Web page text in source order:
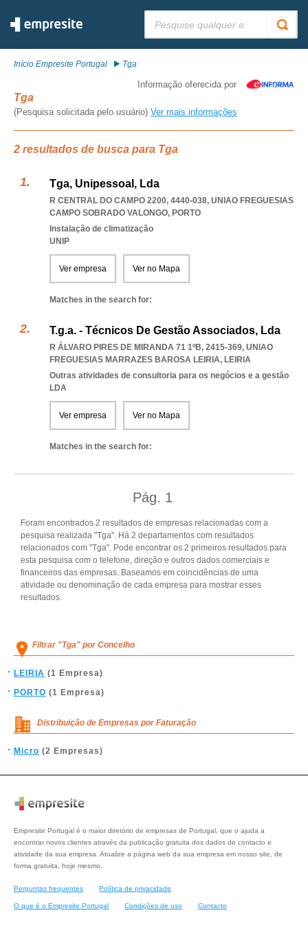
Início Empresite Portugal Tga
Informação oferecida por
Tga
(Pesquisa solicitada pelo usuário) Ver mais informações
2 resultados de busca para Tga
Tga, Unipessoal, Lda
R CENTRAL DO CAMPO 2200, 4440-038, UNIAO FREGUESIAS
CAMPO SOBRADO VALONGO, PORTO
Instalação de climatização
UNIP
Ver empresa Ver no Mapa
Matches in the search for:
T.g.a. - Técnicos De Gestão Associados, Lda
R ÁLVARO PIRES DE MIRANDA 71 1ºB, 2415-369, UNIAO
FREGUESIAS MARRAZES BAROSA LEIRIA, LEIRIA
Outras atividades de consultoria para os negócios e a gestão
LDA
Ver empresa Ver no Mapa
Matches in the search for:
Pág. 1
Foram encontrados 2 resultados de empresas relacionadas com a
pesquisa realizada "Tga". Há 2 departamentos com resultados
relacionados com "Tga". Pode encontrar os 2 primeiros resultados para
esta pesquisa com o telefone, direção e outros dados comerciais e
financeiros das empresas. Baseamos em coincidências de uma
atividade ou denominação de cada empresa para mostrar esses
resultados.
Filtrar "Tga" por Concelho
LEIRIA (1 Empresa)
PORTO (1 Empresa)
Distribuição de Empresas por Faturação
Micro (2 Empresas)
Empresite Portugal é o maior diretório de empresas de Portugal, que o ajuda a
encontrar novos clientes através da publicação gratuita dos dados de contacto e
atividade da sua empresa. Atualize a página web da sua empresa em nosso site, de
forma gratuita, hoje mesmo.
Perguntas frequentes Política de privacidade
O que é o Empresite Portugal Condições de uso Contacto